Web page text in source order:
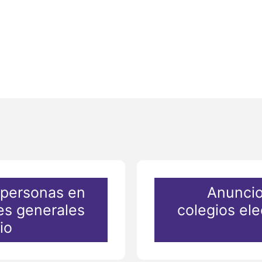
en
generales
colegios